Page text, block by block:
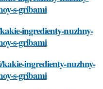
s-gribami
ingredienty-nuzhny-
s-gribami
ingredienty-nuzhny-
s-gribami